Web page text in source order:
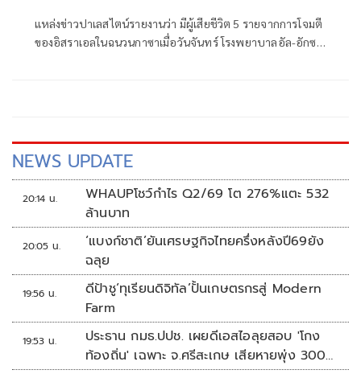
แหล่งข่าวปาเลสไตน์รายงานว่า มีผู้เสียชีวิต 5 รายจากการโจมตี
ของอิสราเอลในฉนวนกาซาเมื่อวันจันทร์ โรงพยาบาลอัล-อักซา
NEWS UPDATE
20:14 น.
WHAUPโชว์กำไร Q2/69 โต 276%แตะ 532
ล้านบาท
20:05 น.
‘แบงก์ชาติ’ยันเศรษฐกิจไทยครึ่งหลังปี69ยัง
ฉลุย
19:56 น.
ดีป้าชู‘ทุเรียนดิจิทัล’ปั้นเกษตรกรสู่ Modern
Farm
19:53 น.
ประธาน กมธ.ปปช. เผยดีเอสไอลุยสอบ 'โกง
ท้องถิ่น' เฉพาะ จ.ศรีสะเกษ เสียหายพุ่ง 300